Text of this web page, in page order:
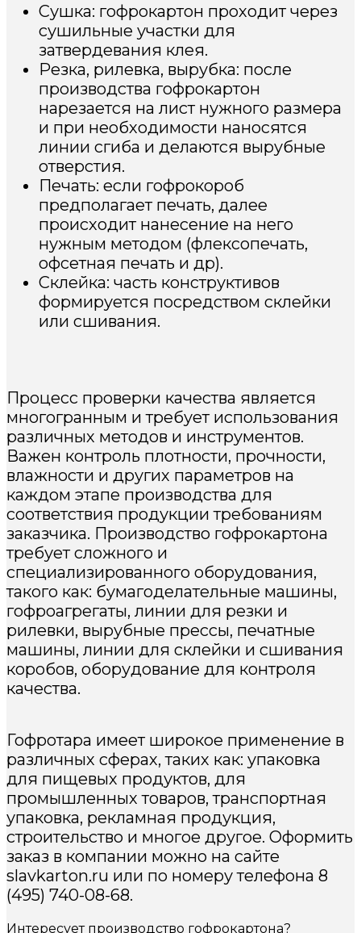
Сушка: гофрокартон проходит через
сушильные участки для
затвердевания клея.
Резка, рилевка, вырубка: после
производства гофрокартон
нарезается на лист нужного размера
и при необходимости наносятся
линии сгиба и делаются вырубные
отверстия.
Печать: если гофрокороб
предполагает печать, далее
происходит нанесение на него
нужным методом (флексопечать,
офсетная печать и др).
Склейка: часть конструктивов
формируется посредством склейки
или сшивания.
Процесс проверки качества является
многогранным и требует использования
различных методов и инструментов.
Важен контроль плотности, прочности,
влажности и других параметров на
каждом этапе производства для
соответствия продукции требованиям
заказчика. Производство гофрокартона
требует сложного и
специализированного оборудования,
такого как: бумагоделательные машины,
гофроагрегаты, линии для резки и
рилевки, вырубные прессы, печатные
машины, линии для склейки и сшивания
коробов, оборудование для контроля
качества.
Гофротара имеет широкое применение в
различных сферах, таких как: упаковка
для пищевых продуктов, для
промышленных товаров, транспортная
упаковка, рекламная продукция,
строительство и многое другое. Оформить
заказ в компании можно на сайте
slavkarton.ru или по номеру телефона 8
(495) 740-08-68.
Интересует производство гофрокартона?